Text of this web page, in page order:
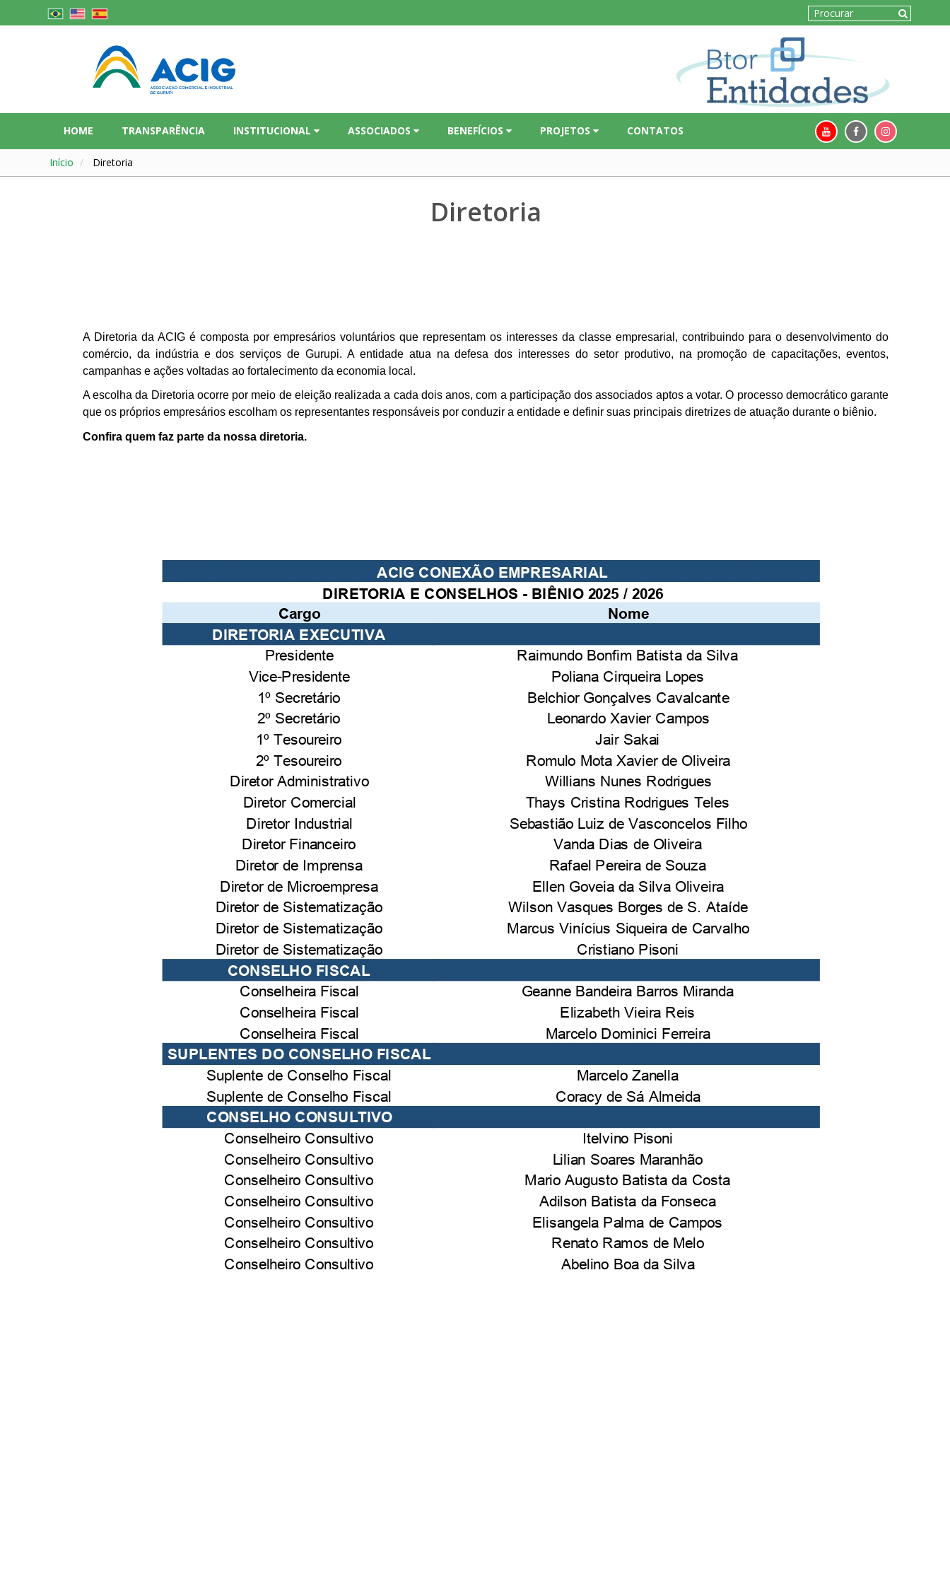
HOME TRANSPARÊNCIA INSTITUCIONAL ASSOCIADOS BENEFÍCIOS PROJETOS CONTATOS
Início Diretoria
Diretoria
A Diretoria da ACIG é composta por empresários voluntários que representam os interesses da classe empresarial, contribuindo para o desenvolvimento do
comércio, da indústria e dos serviços de Gurupi. A entidade atua na defesa dos interesses do setor produtivo, na promoção de capacitações, eventos,
campanhas e ações voltadas ao fortalecimento da economia local.
A escolha da Diretoria ocorre por meio de eleição realizada a cada dois anos, com a participação dos associados aptos a votar. O processo democrático garante
que os próprios empresários escolham os representantes responsáveis por conduzir a entidade e definir suas principais diretrizes de atuação durante o biênio.
Confira quem faz parte da nossa diretoria.